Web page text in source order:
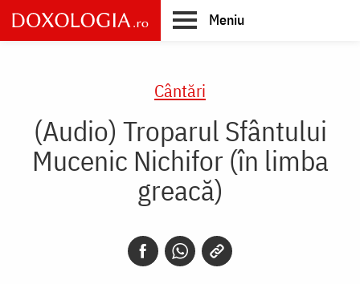
Skip
to
main
Meniu
Cântări
(Audio) Troparul Sfântului
Mucenic Nichifor (în limba
greacă)